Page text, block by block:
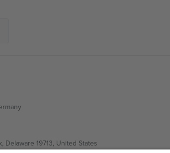
Delaware 19713, United States